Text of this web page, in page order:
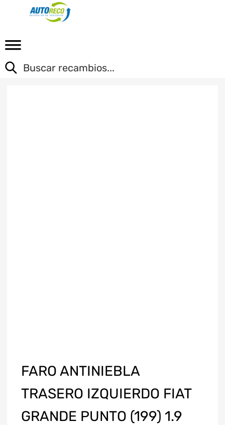
FARO ANTINIEBLA
TRASERO IZQUIERDO FIAT
GRANDE PUNTO (199) 1.9